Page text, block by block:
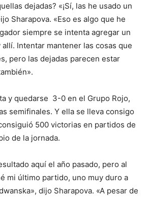
dejadas? «¡Sí, las he usado un
Sharapova. «Eso es algo que he
siempre se intenta agregar un
allí. Intentar mantener las cosas que
pero las dejadas parecen estar
y quedarse 3-0 en el Grupo Rojo,
semifinales. Y ella se lleva consigo
500 victorias en partidos de
de la jornada.
aquí el año pasado, pero al
mi último partido, uno muy duro a
dijo Sharapova. «A pesar de